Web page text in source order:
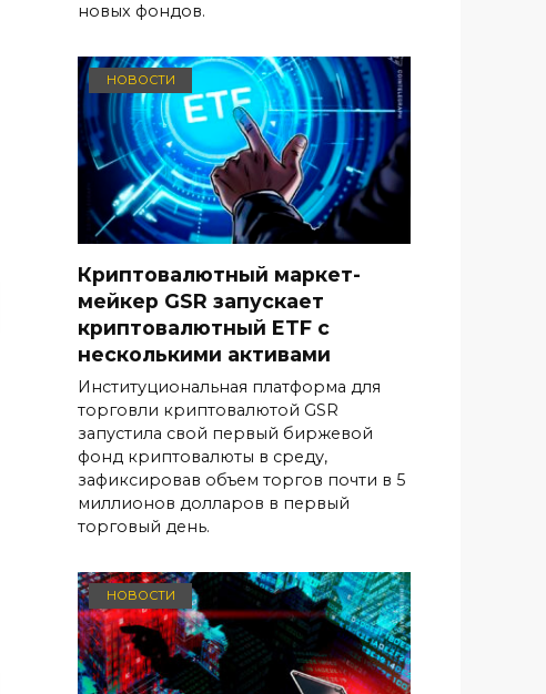
новых фондов.
НОВОСТИ
Криптовалютный маркет-
мейкер GSR запускает
криптовалютный ETF с
несколькими активами
Институциональная платформа для
торговли криптовалютой GSR
запустила свой первый биржевой
фонд криптовалюты в среду,
зафиксировав объем торгов почти в 5
миллионов долларов в первый
торговый день.
НОВОСТИ